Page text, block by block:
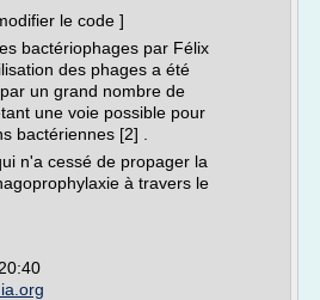
le code ]
bactériophages par Félix
des phages a été
un grand nombre de
une voie possible pour
bactériennes [2] .
n'a cessé de propager la
à travers le